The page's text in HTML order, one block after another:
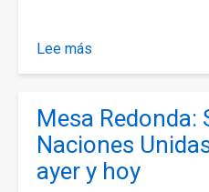
Lee más
Actividades
el
marco
de
la
Mesa Redonda:
Naciones
ayer y hoy